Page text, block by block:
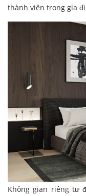
thành viên trong gia
Không gian riêng tư